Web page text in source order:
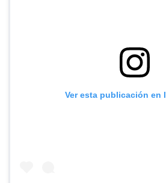
Ver esta publicación en